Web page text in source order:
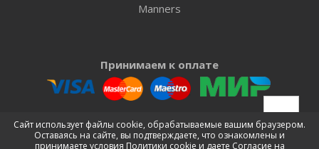
Manners
Принимаем к оплате
Доставляем
Сайт использует файлы cookie, обрабатываемые вашим браузером.
Оставаясь на сайте, вы подтверждаете, что ознакомлены и
принимаете условия Политики cookie и даете Согласие на